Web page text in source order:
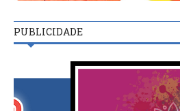
PUBLICIDADE